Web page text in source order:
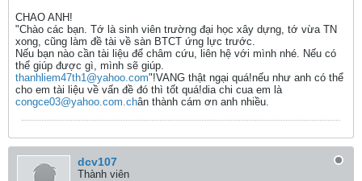
CHAO ANH!
"Chào các bạn. Tớ là sinh viên trường đại học xây dựng, tớ vừa TN
xong, cũng làm đề tài về sàn BTCT ứng lực trước.
Nếu bạn nào cần tài liệu để châm cứu, liên hệ với mình nhé. Nếu có
thể giúp được gì, mình sẽ giúp.
thanhliem47th1@yahoo.com"!VANG thật ngại quá!nếu như anh có thể
cho em tài liệu về vấn đề đó thì tốt quá!dia chi cua em là
congce03@yahoo.com.chân thành cám ơn anh nhiều.
dcv107
Thành viên